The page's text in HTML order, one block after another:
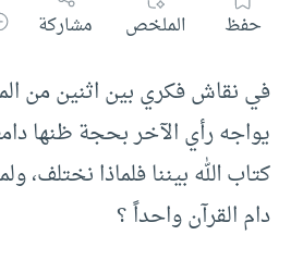
حفظ الملخص مشاركة
في نقاش فكري بين اثنين من
يواجه رأي الآخر بحجة ظنها
كتاب الله بيننا فلماذا نختلف،
دام القرآن واحداً ؟